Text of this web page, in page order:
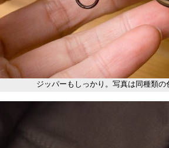
ジッパーもしっかり。写真は同種類の